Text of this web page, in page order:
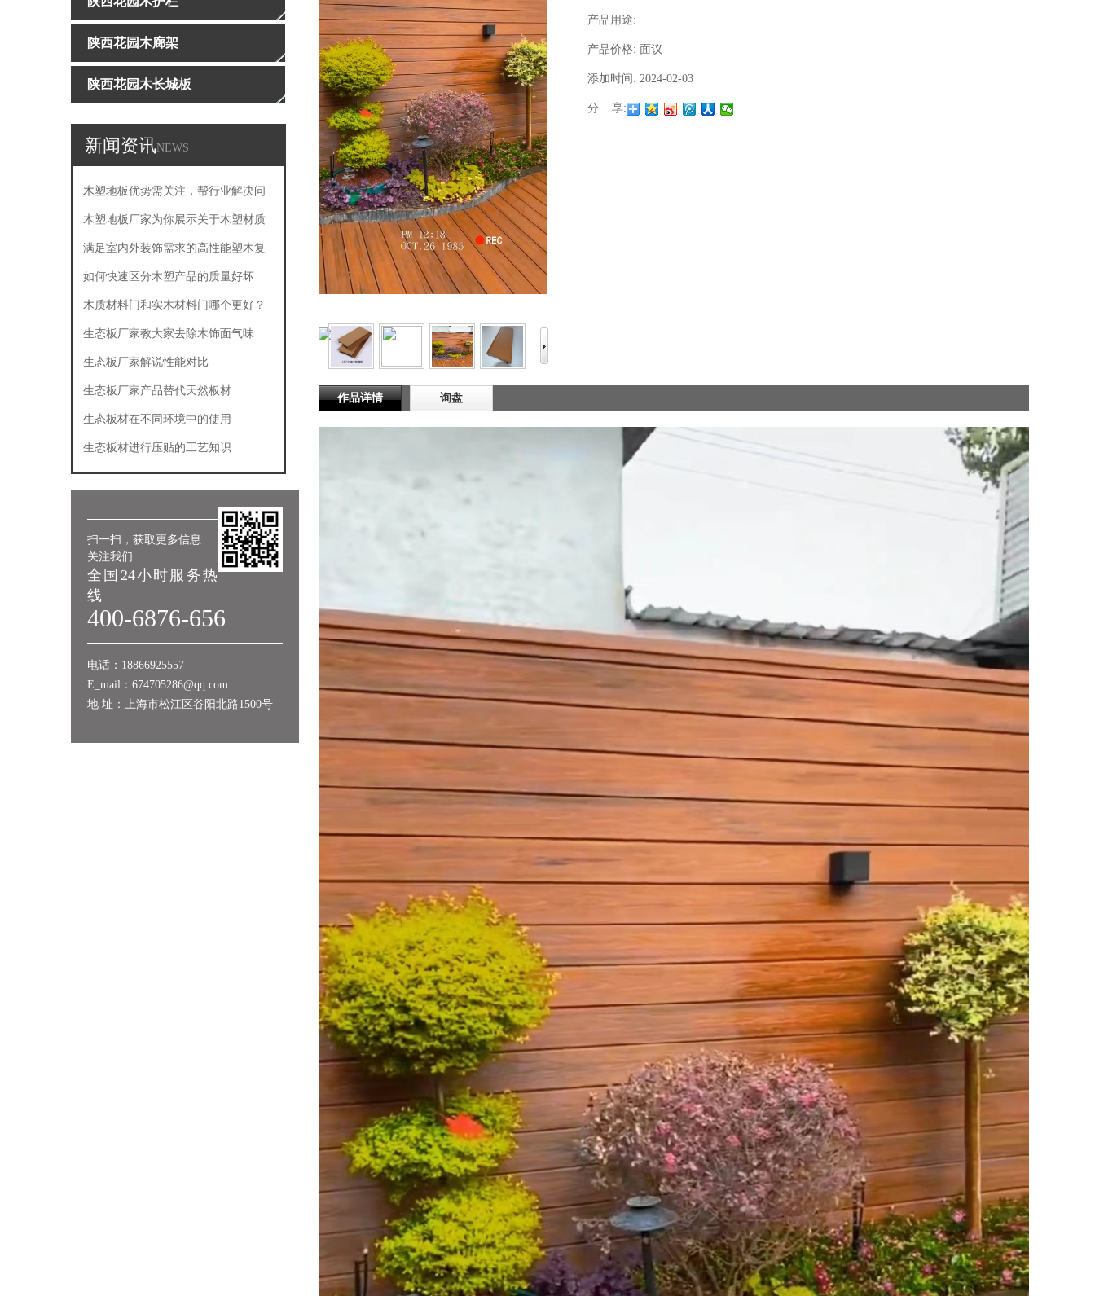
1 2
陕西花园木廊架
陕西花园木长城板
新闻资讯NEWS
木塑地板优势需关注，帮行业解决问
题
木塑地板厂家为你展示关于木塑材质
的主要产品特点
满足室内外装饰需求的高性能塑木复
合板
如何快速区分木塑产品的质量好坏
木质材料门和实木材料门哪个更好？
生态板厂家教大家去除木饰面气味
生态板厂家解说性能对比
生态板厂家产品替代天然板材
生态板材在不同环境中的使用
生态板材进行压贴的工艺知识
扫一扫，获取更多信息
关注我们
全国24小时服务热
线
400-6876-656
电话：18866925557
E_mail：674705286@qq.com
地 址：上海市松江区谷阳北路1500号
产品用途:
产品价格: 面议
添加时间: 2024-02-03
分 享:
作品详情 询盘